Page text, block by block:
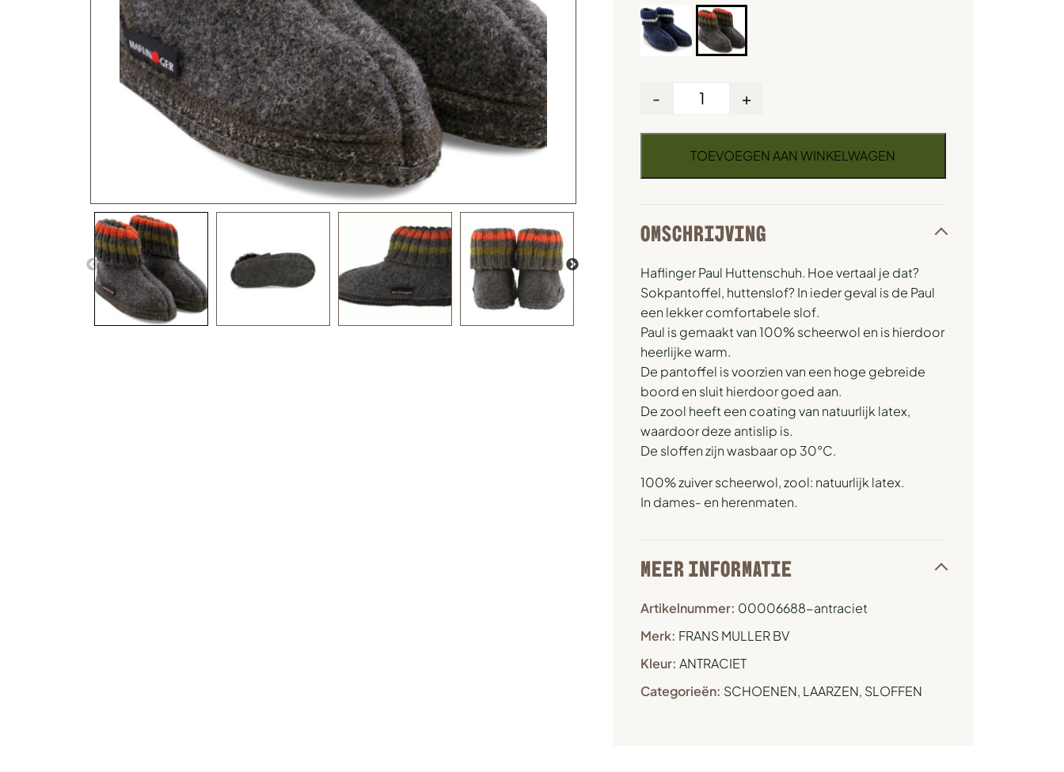
- +
TOEVOEGEN AAN WINKELWAGEN
OMSCHRIJVING
Haflinger Paul Huttenschuh. Hoe vertaal je dat?
Sokpantoffel, huttenslof? In ieder geval is de Paul
een lekker comfortabele slof.
Paul is gemaakt van 100% scheerwol en is hierdoor
heerlijke warm.
De pantoffel is voorzien van een hoge gebreide
boord en sluit hierdoor goed aan.
De zool heeft een coating van natuurlijk latex,
waardoor deze antislip is.
De sloffen zijn wasbaar op 30°C.
100% zuiver scheerwol, zool: natuurlijk latex.
In dames- en herenmaten.
MEER INFORMATIE
Artikelnummer: 00006688-antraciet
Merk: FRANS MULLER BV
Kleur: ANTRACIET
Categorieën: SCHOENEN, LAARZEN, SLOFFEN